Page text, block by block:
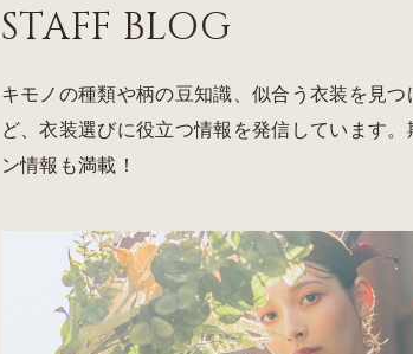
STAFF BLOG
キモノの種類や柄の豆知識、似合う衣装を見
ど、衣装選びに役立つ情報を発信しています
ン情報も満載！